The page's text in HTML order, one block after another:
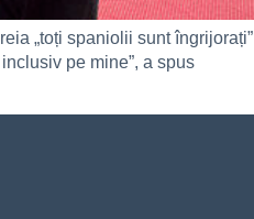
„toți spaniolii sunt îngrijorați”
pe mine”, a spus